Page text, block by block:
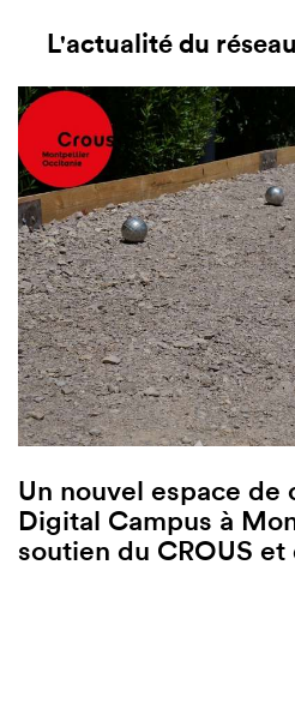
L'actualité du
Un nouvel espace de
Digital Campus à
soutien du CROUS et